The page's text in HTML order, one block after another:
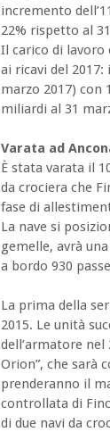
incremento
22% rispetto al
Il carico di lavoro
ai ricavi del
marzo 2017) con
miliardi al 31
Varata ad
È stata varata il
da crociera che
fase di
La nave si
gemelle, avrà
a bordo 930
La prima della
2015. Le unità
dell’armatore
Orion”, che sarà
prenderanno il
controllata di
di due navi da